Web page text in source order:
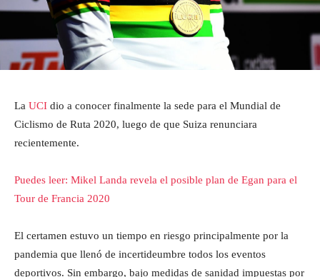
La UCI dio a conocer finalmente la sede para el Mundial de
Ciclismo de Ruta 2020, luego de que Suiza renunciara
recientemente.
Puedes leer: Mikel Landa revela el posible plan de Egan para el
Tour de Francia 2020
El certamen estuvo un tiempo en riesgo principalmente por la
pandemia que llenó de incertideumbre todos los eventos
deportivos. Sin embargo, bajo medidas de sanidad impuestas por